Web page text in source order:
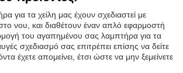
για τα χείλη μας έχουν σχεδιαστεί με
νου, και διαθέτουν έναν απλό εφαρμοστή
του αγαπημένου σας λαμπτήρα για τα
σχεδιασμό σας επιτρέπει επίσης να δείτε
έχετε απομείνει, έτσι ώστε να μην ξεμείνετε